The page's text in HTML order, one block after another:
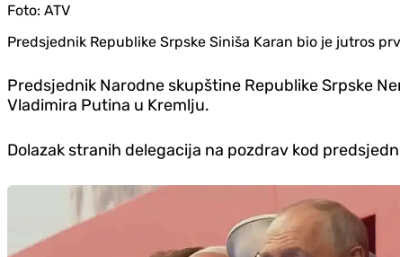
Foto: ATV
Predsjednik Republike Srpske Siniša Karan bio je jutros
Predsjednik Narodne skupštine Republike Srpske
Vladimira Putina u Kremlju.
Dolazak stranih delegacija na pozdrav kod